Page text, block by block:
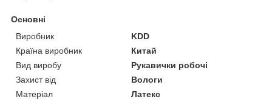
Основні
Виробник
KDD
Країна виробник
Китай
Вид виробу
Рукавички робочі
Захист від
Вологи
Матеріал
Латекс